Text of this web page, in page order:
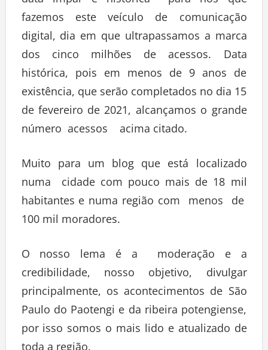
fazemos este veículo de comunicação
digital, dia em que ultrapassamos a marca
dos cinco milhões de acessos. Data
histórica, pois em menos de 9 anos de
existência, que serão completados no dia 15
de fevereiro de 2021, alcançamos o grande
número acessos acima citado.
Muito para um blog que está localizado
numa cidade com pouco mais de 18 mil
habitantes e numa região com menos de
100 mil moradores.
O nosso lema é a moderação e a
credibilidade, nosso objetivo, divulgar
principalmente, os acontecimentos de São
Paulo do Paotengi e da ribeira potengiense,
por isso somos o mais lido e atualizado de